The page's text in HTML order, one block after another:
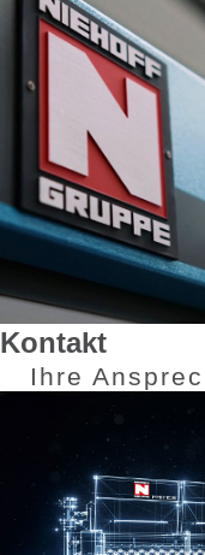
Kontakt
Ihre
Nehmen Sie Kontakt
Weltweit
Verkauf Maschinen
LifeCycle